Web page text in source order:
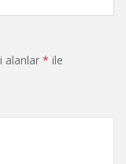
alanlar * ile